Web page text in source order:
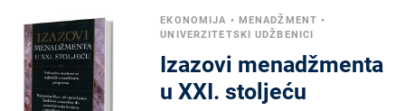
EKONOMIJA • MENADŽMENT •
UNIVERZITETSKI UDŽBENICI
Izazovi menadžmenta
u XXI. stoljeću